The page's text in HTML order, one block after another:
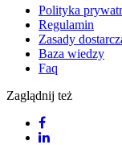
Polityka
Regulamin
Zasady
Baza wiedzy
Faq
Zaglądnij też